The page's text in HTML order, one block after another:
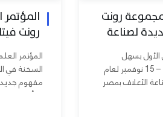
رونت
لصناعة
بسهل
حشيش بالغردقة في الفترة من 11 – 15 نوفمبر لعام
الأعلاف بمصر
رونت
مصر
المؤتمر
مفهوم
ابدأ